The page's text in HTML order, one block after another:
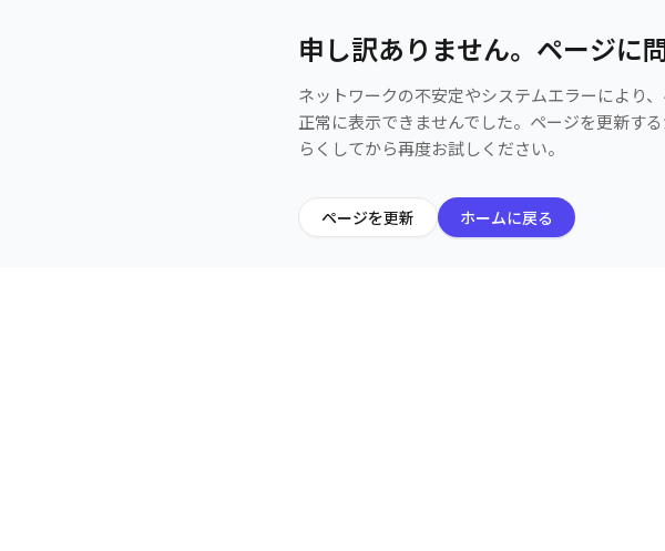
申し訳ありません。ページに
ネットワークの不安定やシステムエラーにより
正常に表示できませんでした。ページを更新す
らくしてから再度お試しください。
ページを更新 ホームに戻る